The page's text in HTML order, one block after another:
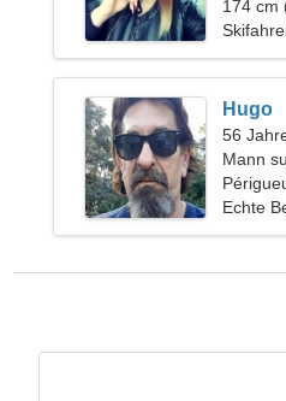
174 cm
Hugo
56
Mann
Echte